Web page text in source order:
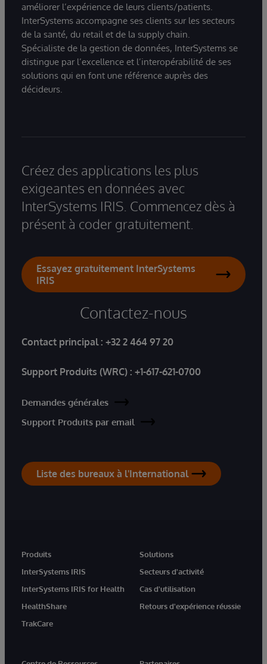
améliorer l’expérience de leurs clients/patients.
InterSystems accompagne ses clients sur les secteurs
de la santé, du retail et de la supply chain.
Spécialiste de la gestion de données, InterSystems se
distingue par l’excellence et l’interopérabilité de ses
solutions qui en font une référence auprès des
décideurs.
Créez des applications les plus
exigeantes en données avec
InterSystems IRIS. Commencez dès à
présent à coder gratuitement.
Essayez gratuitement InterSystems
IRIS
Contactez-nous
Contact principal : +32 2 464 97 20
Support Produits (WRC) : +1-617-621-0700
Demandes générales
Support Produits par email
Liste des bureaux à l'International
Produits
InterSystems IRIS
InterSystems IRIS for Health
HealthShare
TrakCare
Solutions
Secteurs d'activité
Cas d'utilisation
Retours d'expérience réussie